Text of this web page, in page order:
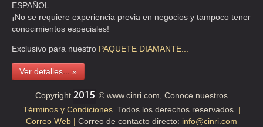
ESPAÑOL.
¡No se requiere experiencia previa en negocios y tampoco tener
conocimientos especiales!
Exclusivo para nuestro PAQUETE DIAMANTE...
Ver detalles... »
Copyright
© www.cinri.com, Conoce nuestros
Términos y Condiciones. Todos los derechos reservados. |
Correo Web | Correo de contacto directo: info@cinri.com